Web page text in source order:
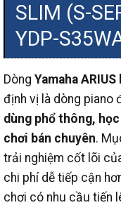
SLIM (S-
YDP-
Dòng Yamaha
định vị là dòng piano
dùng phổ thông,
chơi bán chuyên.
trải nghiệm cốt lõi
chi phí dễ tiếp cận
chơi có nhu cầu tiến